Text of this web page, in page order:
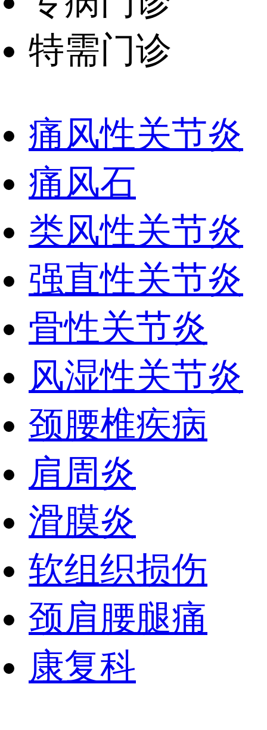
特需门诊
痛风性关节炎
痛风石
类风性关节炎
强直性关节炎
骨性关节炎
风湿性关节炎
颈腰椎疾病
肩周炎
滑膜炎
软组织损伤
颈肩腰腿痛
康复科